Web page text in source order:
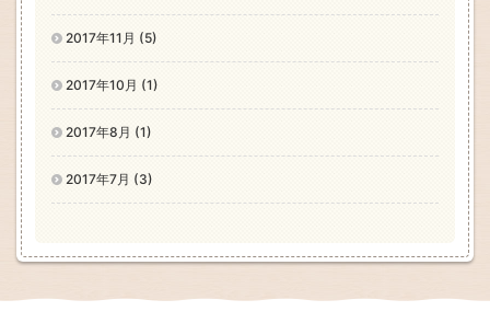
2017年11月 (5)
2017年10月 (1)
2017年8月 (1)
2017年7月 (3)